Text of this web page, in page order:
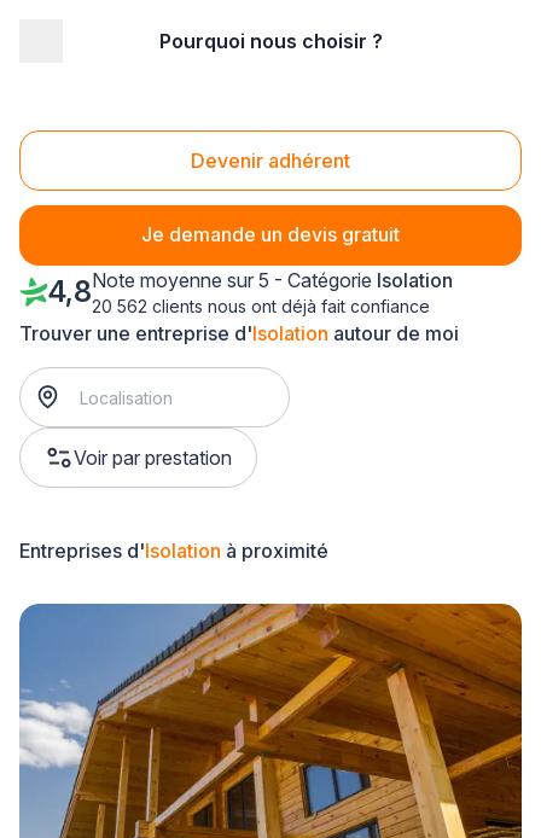
Pourquoi nous choisir ?
Devenir adhérent
Je demande un devis gratuit
Isolation Sassenage (38360)
Trouver une entreprise d'Isolation autour de moi
Voir par prestation
4,8Note moyenne sur 5 - Catégorie Isolation
20 562 clients nous ont déjà fait confiance
Entreprises d'Isolation à proximité